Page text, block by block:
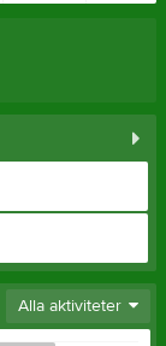
Alla aktiviteter